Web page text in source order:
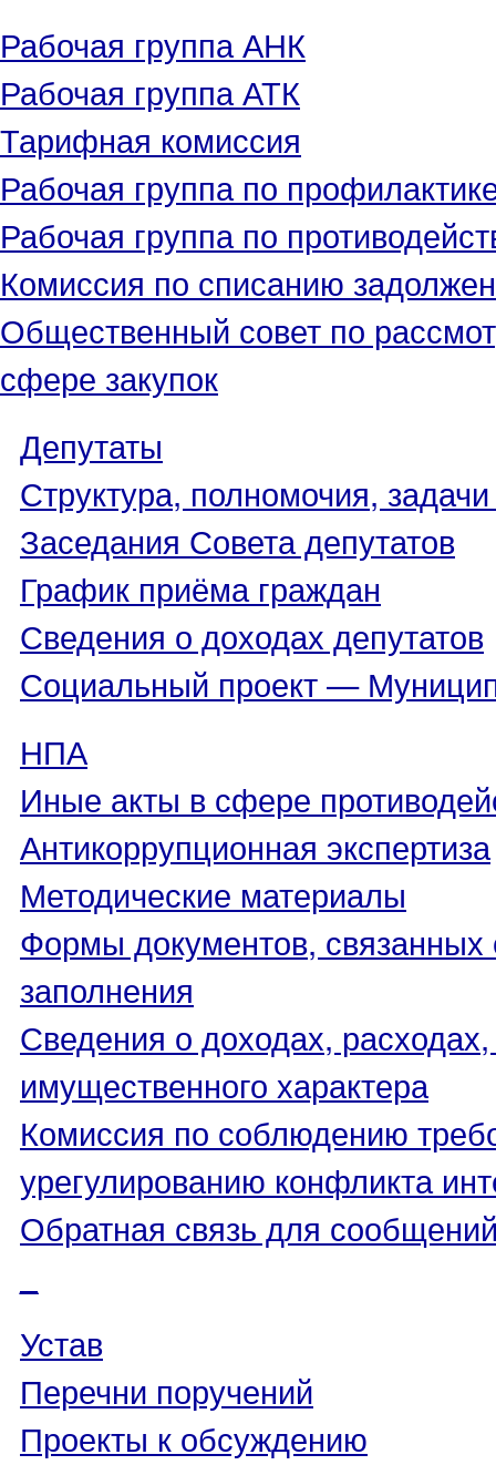
Рабочая группа АНК
Рабочая группа АТК
Тарифная комиссия
Рабочая группа по
Рабочая группа по
Комиссия по списанию
Общественный совет по
сфере закупок
Депутаты
Структура, полномочия,
Заседания Совета депутатов
График приёма граждан
Сведения о доходах депутатов
Социальный проект —
НПА
Иные акты в сфере
Антикоррупционная экспертиза
Методические материалы
Формы документов, связанных
заполнения
Сведения о доходах,
имущественного характера
Комиссия по соблюдению
урегулированию конфликта
Обратная связь для
Устав
Перечни поручений
Проекты к обсуждению